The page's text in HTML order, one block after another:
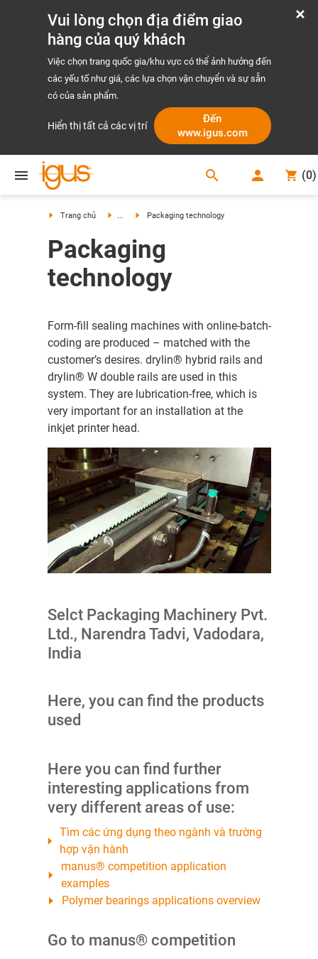
Vui lòng chọn địa điểm giao
hàng của quý khách
Việc chọn trang quốc gia/khu vực có thể ảnh hưởng đến
các yếu tố như giá, các lựa chọn vận chuyển và sự sẵn
có của sản phẩm.
Hiển thị tất cả các vị trí
Đến
www.igus.com
search (0)
Trang chủ ... Packaging technology
Packaging
technology
Form-fill sealing machines with online-batch-
coding are produced – matched with the
customer’s desires. drylin® hybrid rails and
drylin® W double rails are used in this
system. They are lubrication-free, which is
very important for an installation at the
inkjet printer head.
Selct Packaging Machinery Pvt.
Ltd., Narendra Tadvi, Vadodara,
India
Here, you can find the products
used
Here you can find further
interesting applications from
very different areas of use:
Tìm các ứng dụng theo ngành và trường
hợp vận hành
manus® competition application
examples
Polymer bearings applications overview
Go to manus® competition